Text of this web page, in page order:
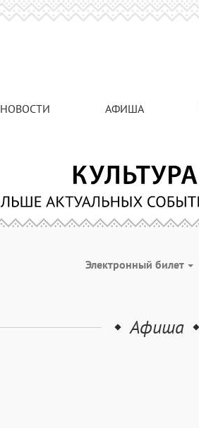
НОВОСТИ АФИША
Электронный билет
Афиша